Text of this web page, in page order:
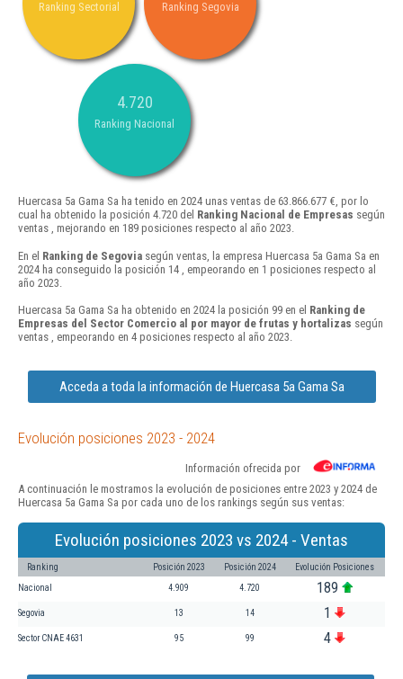
Ranking Sectorial Ranking Segovia
4.720
Ranking Nacional
Huercasa 5a Gama Sa ha tenido en 2024 unas ventas de 63.866.677 €, por lo
cual ha obtenido la posición 4.720 del Ranking Nacional de Empresas según
ventas , mejorando en 189 posiciones respecto al año 2023.
En el Ranking de Segovia según ventas, la empresa Huercasa 5a Gama Sa en
2024 ha conseguido la posición 14 , empeorando en 1 posiciones respecto al
año 2023.
Huercasa 5a Gama Sa ha obtenido en 2024 la posición 99 en el Ranking de
Empresas del Sector Comercio al por mayor de frutas y hortalizas según
ventas , empeorando en 4 posiciones respecto al año 2023.
Acceda a toda la información de Huercasa 5a Gama Sa
Evolución posiciones 2023 - 2024
Información ofrecida por
A continuación le mostramos la evolución de posiciones entre 2023 y 2024 de
Huercasa 5a Gama Sa por cada uno de los rankings según sus ventas:
Evolución posiciones 2023 vs 2024 - Ventas
Ranking Posición 2023 Posición 2024 Evolución Posiciones
Nacional 4.909 4.720 189
Segovia 13 14 1
Sector CNAE 4631 95 99 4